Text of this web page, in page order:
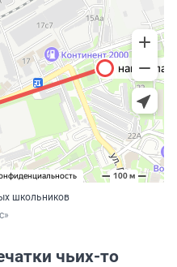
школьников
чьих-то